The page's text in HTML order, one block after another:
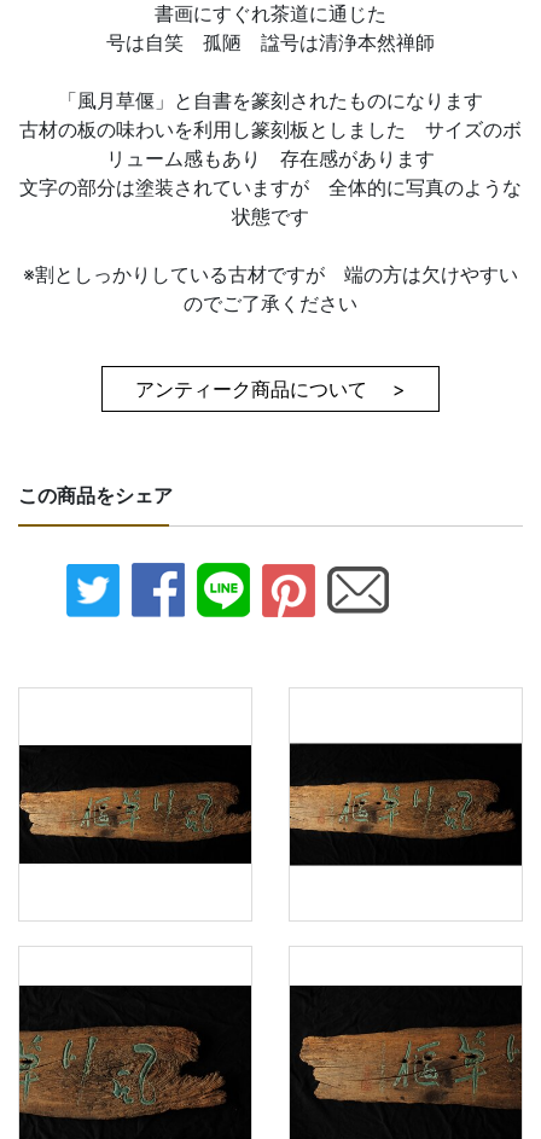
書画にすぐれ茶道に通じた
号は自笑 孤陋 諡号は清浄本然禅師
「風月草偃」と自書を篆刻されたものになります
古材の板の味わいを利用し篆刻板としました サイズのボ
リューム感もあり 存在感があります
文字の部分は塗装されていますが 全体的に写真のような
状態です
※割としっかりしている古材ですが 端の方は欠けやすい
のでご了承ください
アンティーク商品について >
この商品をシェア